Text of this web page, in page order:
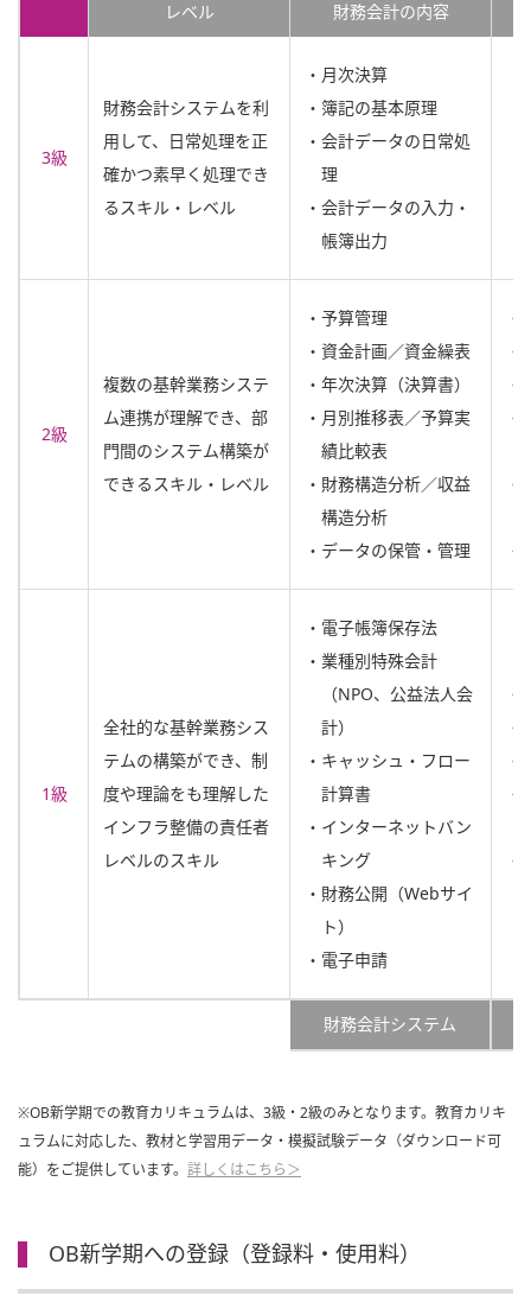
レベル 財務会計の内容
3級
財務会計システムを利
用して、日常処理を正
確かつ素早く処理でき
るスキル・レベル
・月次決算
・簿記の基本原理
・会計データの日常処
理
・会計データの入力・
帳簿出力
2級
複数の基幹業務システ
ム連携が理解でき、部
門間のシステム構築が
できるスキル・レベル
・予算管理
・資金計画／資金繰表
・年次決算（決算書）
・月別推移表／予算実
績比較表
・財務構造分析／収益
構造分析
・データの保管・管理
・
・
・
・
・
・
1級
全社的な基幹業務シス
テムの構築ができ、制
度や理論をも理解した
インフラ整備の責任者
レベルのスキル
・電子帳簿保存法
・業種別特殊会計
（NPO、公益法人会
計）
・キャッシュ・フロー
計算書
・インターネットバン
キング
・財務公開（Webサイ
ト）
・電子申請
・
・
・
・
・
財務会計システム
※OB新学期での教育カリキュラムは、3級・2級のみとなります。教育カリキ
ュラムに対応した、教材と学習用データ・模擬試験データ（ダウンロード可
能）をご提供しています。 詳しくはこちら＞
OB新学期への登録（登録料・使用料）